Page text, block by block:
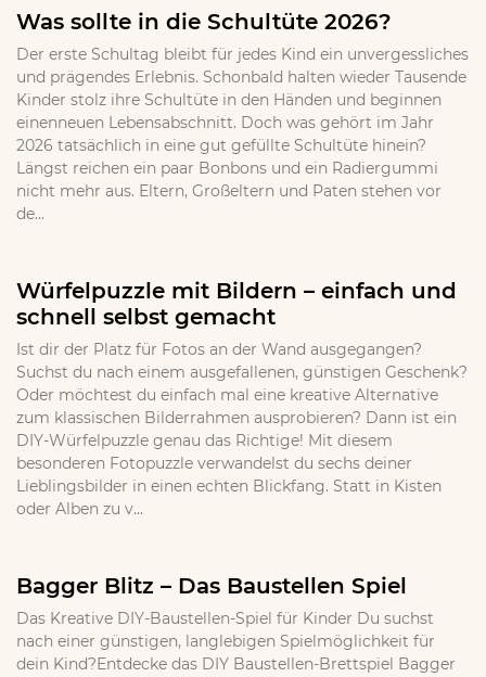
Was sollte in die Schultüte 2026?
Der erste Schultag bleibt für jedes Kind ein unvergessliches
und prägendes Erlebnis. Schonbald halten wieder Tausende
Kinder stolz ihre Schultüte in den Händen und beginnen
einenneuen Lebensabschnitt. Doch was gehört im Jahr
2026 tatsächlich in eine gut gefüllte Schultüte hinein?
Längst reichen ein paar Bonbons und ein Radiergummi
nicht mehr aus. Eltern, Großeltern und Paten stehen vor
de...
Würfelpuzzle mit Bildern – einfach und
schnell selbst gemacht
Ist dir der Platz für Fotos an der Wand ausgegangen?
Suchst du nach einem ausgefallenen, günstigen Geschenk?
Oder möchtest du einfach mal eine kreative Alternative
zum klassischen Bilderrahmen ausprobieren? Dann ist ein
DIY-Würfelpuzzle genau das Richtige! Mit diesem
besonderen Fotopuzzle verwandelst du sechs deiner
Lieblingsbilder in einen echten Blickfang. Statt in Kisten
oder Alben zu v...
Bagger Blitz – Das Baustellen Spiel
Das Kreative DIY-Baustellen-Spiel für Kinder Du suchst
nach einer günstigen, langlebigen Spielmöglichkeit für
dein Kind?Entdecke das DIY Baustellen-Brettspiel Bagger